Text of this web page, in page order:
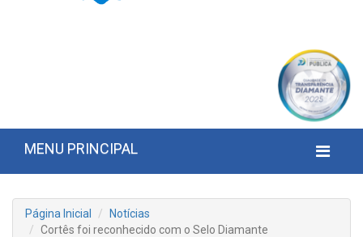
MENU PRINCIPAL
Página Inicial
Notícias
Cortês foi reconhecido com o Selo Diamante